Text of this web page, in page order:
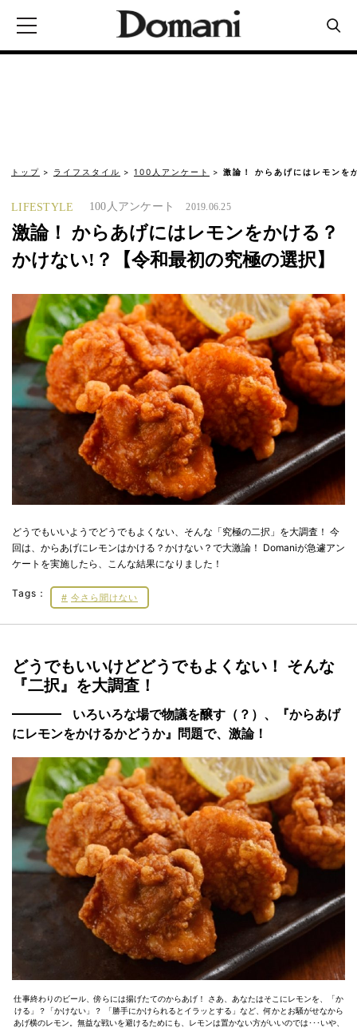
トップ ライフスタイル 100人アンケート 激論！ からあげにはレモンを
LIFESTYLE 100人アンケート 2019.06.25
激論！ からあげにはレモンをかける？
かけない!？【令和最初の究極の選択】
どうでもいいようでどうでもよくない、そんな「究極の二択」を大調査！ 今
回は、からあげにレモンはかける？かけない？で大激論！ Domaniが急遽アン
ケートを実施したら、こんな結果になりました！
Tags： 今さら聞けない
どうでもいいけどどうでもよくない！ そんな
『二択』を大調査！
いろいろな場で物議を醸す（？）、『からあげ
にレモンをかけるかどうか』問題で、激論！
仕事終わりのビール、傍らには揚げたてのからあげ！ さあ、あなたはそこにレモンを、「か
ける」？「かけない」？ 「勝手にかけられるとイラッとする」など、何かとお騒がせなから
あげ横のレモン。無益な戦いを避けるためにも、レモンは置かない方がいいのでは･･･いや、